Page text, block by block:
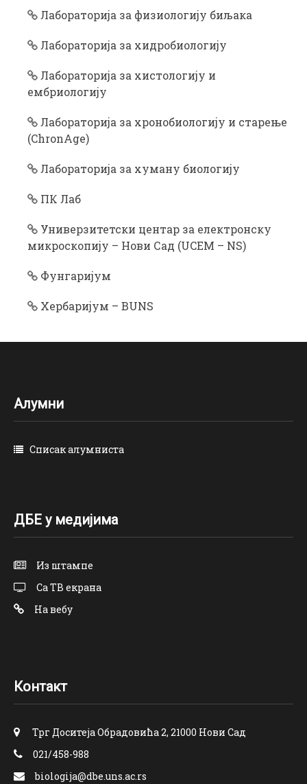
Лабораторија за физиологију биљака
Лабораторија за хидробиологију
Лабораторија за хистологију и
ембриологију
Лабораторија за хронобиологију и старење
(ChronAge)
Лабораторија за хуману биологију
ПК Лаб
Универзитетски центар за електронску
микроскопију – Нови Сад (UCEM – NS)
Фунгаријум
Хербаријум – BUNS
Алумни
Списак алумниста
ДБЕ у медијима
Из штампе
Са ТВ екрана
На вебу
Контакт
Трг Доситеја Обрадовића 2, 21000 Нови Сад
021/458-988
biologija@dbe.uns.ac.rs